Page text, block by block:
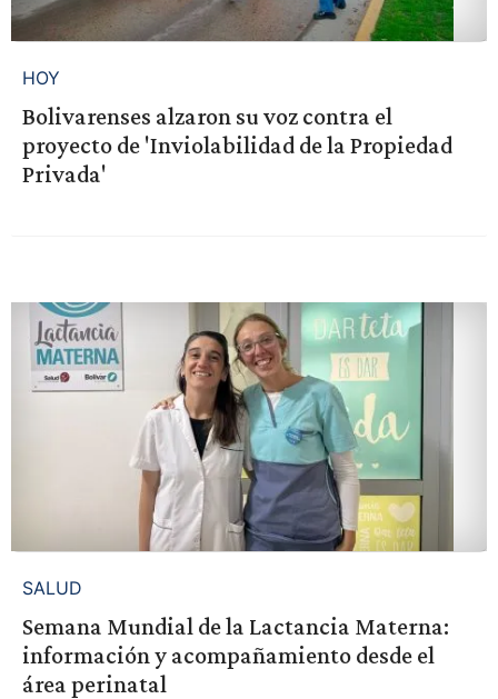
HOY
Bolivarenses alzaron su voz contra el
proyecto de 'Inviolabilidad de la Propiedad
Privada'
SALUD
Semana Mundial de la Lactancia Materna:
información y acompañamiento desde el
área perinatal